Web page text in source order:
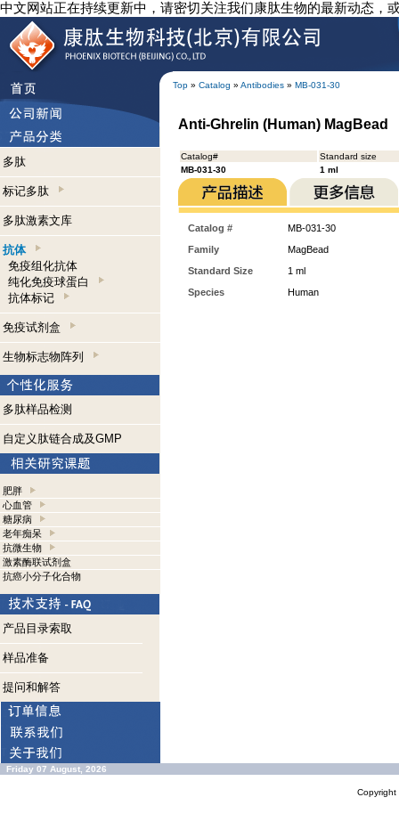
中文网站正在持续更新中，请密切关注我们康肽生物的最新动态，
Top » Catalog » Antibodies » MB-031-30
多肽
标记多肽
多肽激素文库
抗体
免疫组化抗体
纯化免疫球蛋白
抗体标记
免疫试剂盒
生物标志物阵列
多肽样品检测
自定义肽链合成及GMP
肥胖
心血管
糖尿病
老年痴呆
抗微生物
激素酶联试剂盒
抗癌小分子化合物
产品目录索取
样品准备
提问和解答
Anti-Ghrelin (Human) MagBead
Catalog#
Standard size
MB-031-30
1 ml
Catalog #
MB-031-30
Family
MagBead
Standard Size
1 ml
Species
Human
Friday 07 August, 2026